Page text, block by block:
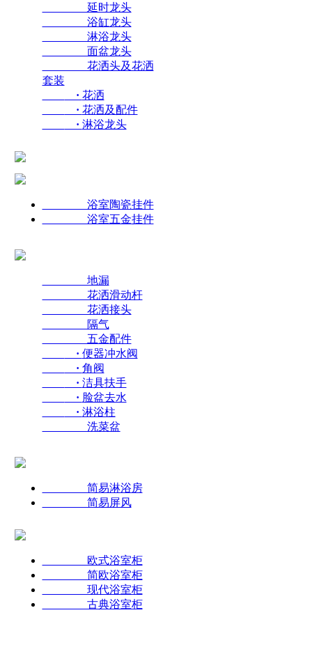
延时龙头
浴缸龙头
淋浴龙头
面盆龙头
花洒头及花洒
套装
· 花洒
· 花洒及配件
· 淋浴龙头
浴室陶瓷挂件
浴室五金挂件
地漏
花洒滑动杆
花洒接头
隔气
五金配件
· 便器冲水阀
· 角阀
· 洁具扶手
· 脸盆去水
· 淋浴柱
洗菜盆
简易淋浴房
简易屏风
欧式浴室柜
简欧浴室柜
现代浴室柜
古典浴室柜